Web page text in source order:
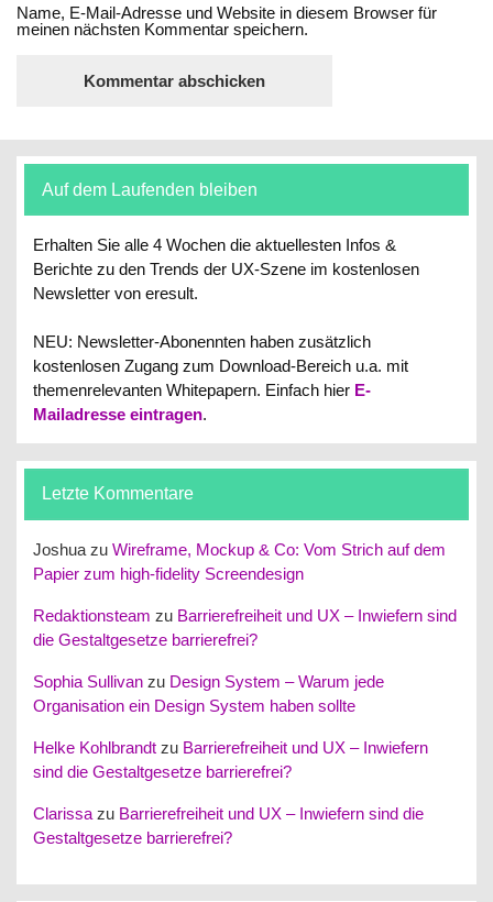
Name, E-Mail-Adresse und Website in diesem Browser für
meinen nächsten Kommentar speichern.
Auf dem Laufenden bleiben
Erhalten Sie alle 4 Wochen die aktuellesten Infos &
Berichte zu den Trends der UX-Szene im kostenlosen
Newsletter von eresult.
NEU: Newsletter-Abonennten haben zusätzlich
kostenlosen Zugang zum Download-Bereich u.a. mit
themenrelevanten Whitepapern. Einfach hier E-
Mailadresse eintragen.
Letzte Kommentare
Joshua zuWireframe, Mockup & Co: Vom Strich auf dem
Papier zum high-fidelity Screendesign
Redaktionsteam zu Barrierefreiheit und UX – Inwiefern sind
die Gestaltgesetze barrierefrei?
Sophia Sullivan zu Design System – Warum jede
Organisation ein Design System haben sollte
Helke Kohlbrandt zu Barrierefreiheit und UX – Inwiefern
sind die Gestaltgesetze barrierefrei?
Clarissa zu Barrierefreiheit und UX – Inwiefern sind die
Gestaltgesetze barrierefrei?